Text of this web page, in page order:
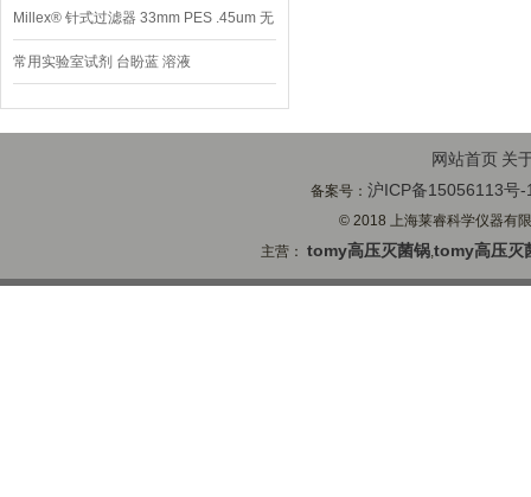
Millex® 针式过滤器 33mm PES .45um 无
菌
常用实验室试剂 台盼蓝 溶液
网站首页 关
备案号：沪ICP备15056113号-
© 2018 上海莱睿科学仪器有
主营：tomy高压灭菌锅,tomy高压灭